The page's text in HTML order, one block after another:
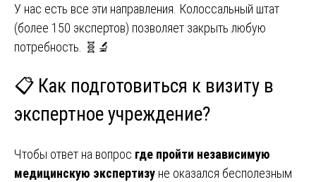
У нас есть все эти направления. Колоссальный штат
(более 150 экспертов) позволяет закрыть любую
потребность. 🧬🔬
📋 Как подготовиться к визиту в
экспертное учреждение?
Чтобы ответ на вопрос где пройти независимую
медицинскую экспертизу не оказался бесполезным